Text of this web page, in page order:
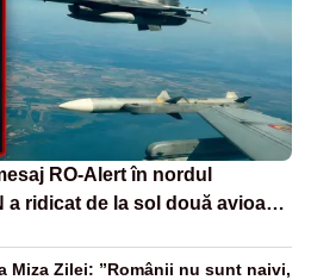
RO-Alert în nordul
a ridicat de la sol două avioane
Miza Zilei: ”Românii nu sunt naivi,